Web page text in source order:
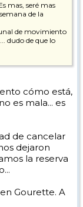
mas, seré mas
de la
de movimiento
dudo de que lo
cómo está,
es mala... es
de cancelar
dejaron
la reserva
Gourette. A